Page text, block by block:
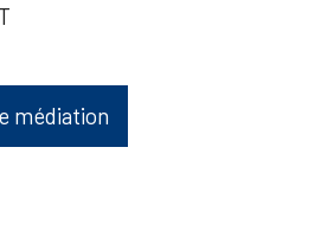
médiation